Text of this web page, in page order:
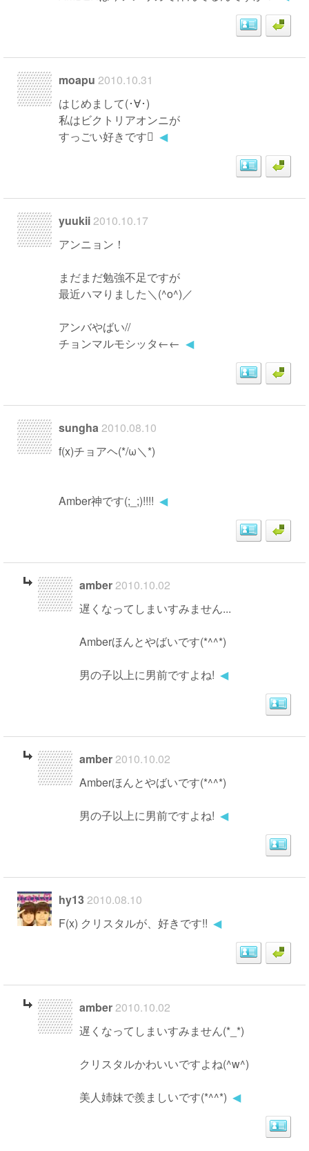
moapu 2010.10.31
はじめまして(･∀･)
私はビクトリアオンニが
すっごい好きです ◀
yuukii2010.10.17
アンニョン！
まだまだ勉強不足ですが
最近ハマりました＼(^o^)／
アンバやばい//
チョンマルモシッタ←← ◀
sungha2010.08.10
f(x)チョアヘ(*/ω＼*)
Amber神です(;_;)!!!! ◀
amber2010.10.02
遅くなってしまいすみません...
Amberほんとやばいです(*^^*)
男の子以上に男前ですよね! ◀
amber2010.10.02
Amberほんとやばいです(*^^*)
男の子以上に男前ですよね! ◀
hy132010.08.10
F(x) クリスタルが、好きです!! ◀
amber2010.10.02
遅くなってしまいすみません(*_*)
クリスタルかわいいですよね(^w^)
美人姉妹で羨ましいです(*^^*) ◀